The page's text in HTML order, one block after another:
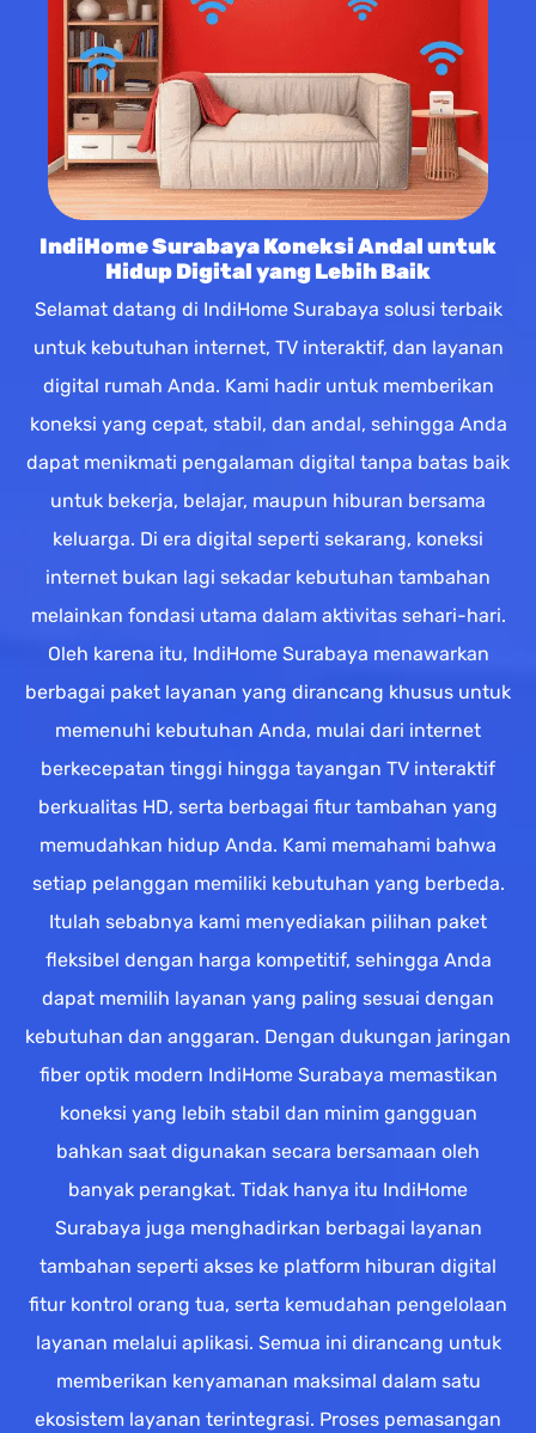
IndiHome Surabaya Koneksi Andal untuk
Hidup Digital yang Lebih Baik
Selamat datang di IndiHome Surabaya solusi terbaik
untuk kebutuhan internet, TV interaktif, dan layanan
digital rumah Anda. Kami hadir untuk memberikan
koneksi yang cepat, stabil, dan andal, sehingga Anda
dapat menikmati pengalaman digital tanpa batas baik
untuk bekerja, belajar, maupun hiburan bersama
keluarga. Di era digital seperti sekarang, koneksi
internet bukan lagi sekadar kebutuhan tambahan
melainkan fondasi utama dalam aktivitas sehari-hari.
Oleh karena itu, IndiHome Surabaya menawarkan
berbagai paket layanan yang dirancang khusus untuk
memenuhi kebutuhan Anda, mulai dari internet
berkecepatan tinggi hingga tayangan TV interaktif
berkualitas HD, serta berbagai fitur tambahan yang
memudahkan hidup Anda. Kami memahami bahwa
setiap pelanggan memiliki kebutuhan yang berbeda.
Itulah sebabnya kami menyediakan pilihan paket
fleksibel dengan harga kompetitif, sehingga Anda
dapat memilih layanan yang paling sesuai dengan
kebutuhan dan anggaran. Dengan dukungan jaringan
fiber optik modern IndiHome Surabaya memastikan
koneksi yang lebih stabil dan minim gangguan
bahkan saat digunakan secara bersamaan oleh
banyak perangkat. Tidak hanya itu IndiHome
Surabaya juga menghadirkan berbagai layanan
tambahan seperti akses ke platform hiburan digital
fitur kontrol orang tua, serta kemudahan pengelolaan
layanan melalui aplikasi. Semua ini dirancang untuk
memberikan kenyamanan maksimal dalam satu
ekosistem layanan terintegrasi. Proses pemasangan